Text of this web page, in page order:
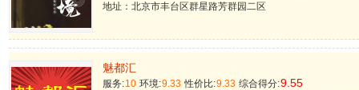
地址：北京市丰台区群星路芳群园二区
魅都汇
服务:10 环境:9.33 性价比:9.33 综合得分:9.55